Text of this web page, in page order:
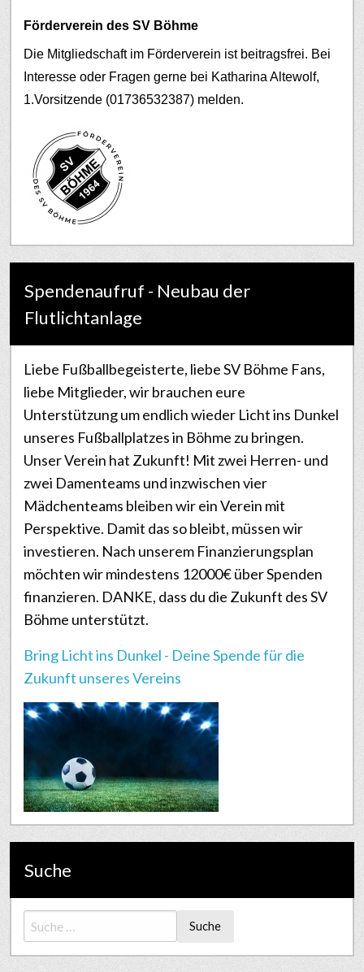
Förderverein des SV Böhme
Die Mitgliedschaft im Förderverein ist beitragsfrei. Bei
Interesse oder Fragen gerne bei Katharina Altewolf,
1.Vorsitzende (01736532387) melden.
Spendenaufruf - Neubau der
Flutlichtanlage
Liebe Fußballbegeisterte, liebe SV Böhme Fans,
liebe Mitglieder, wir brauchen eure
Unterstützung um endlich wieder Licht ins Dunkel
unseres Fußballplatzes in Böhme zu bringen.
Unser Verein hat Zukunft! Mit zwei Herren- und
zwei Damenteams und inzwischen vier
Mädchenteams bleiben wir ein Verein mit
Perspektive. Damit das so bleibt, müssen wir
investieren. Nach unserem Finanzierungsplan
möchten wir mindestens 12000€ über Spenden
finanzieren. DANKE, dass du die Zukunft des SV
Böhme unterstützt.
Bring Licht ins Dunkel - Deine Spende für die
Zukunft unseres Vereins
Suche
Suche